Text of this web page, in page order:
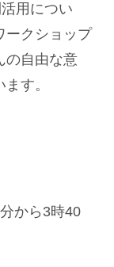
用につい
ークショップ
の自由な意
す。
から3時40